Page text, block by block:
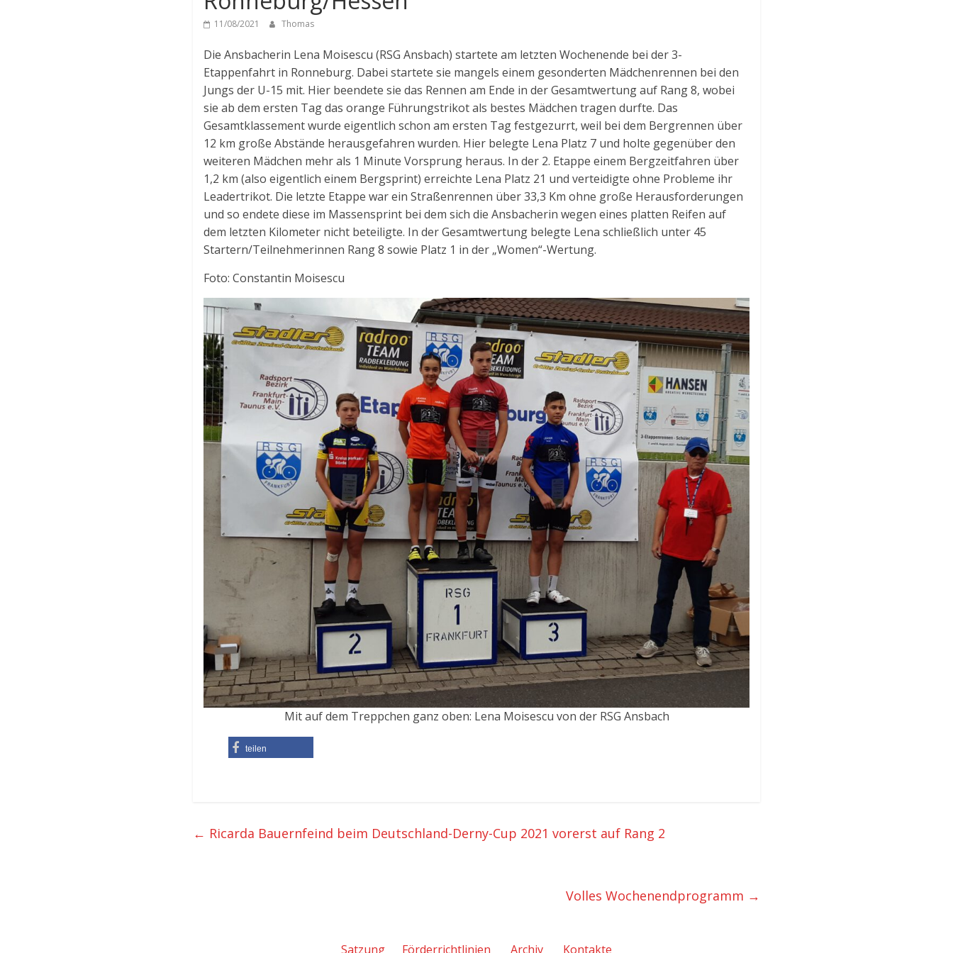
11/08/2021 Thomas
Die Ansbacherin Lena Moisescu (RSG Ansbach) startete am letzten Wochenende bei der 3-
Etappenfahrt in Ronneburg. Dabei startete sie mangels einem gesonderten Mädchenrennen bei den
Jungs der U-15 mit. Hier beendete sie das Rennen am Ende in der Gesamtwertung auf Rang 8, wobei
sie ab dem ersten Tag das orange Führungstrikot als bestes Mädchen tragen durfte. Das
Gesamtklassement wurde eigentlich schon am ersten Tag festgezurrt, weil bei dem Bergrennen über
12 km große Abstände herausgefahren wurden. Hier belegte Lena Platz 7 und holte gegenüber den
weiteren Mädchen mehr als 1 Minute Vorsprung heraus. In der 2. Etappe einem Bergzeitfahren über
1,2 km (also eigentlich einem Bergsprint) erreichte Lena Platz 21 und verteidigte ohne Probleme ihr
Leadertrikot. Die letzte Etappe war ein Straßenrennen über 33,3 Km ohne große Herausforderungen
und so endete diese im Massensprint bei dem sich die Ansbacherin wegen eines platten Reifen auf
dem letzten Kilometer nicht beteiligte. In der Gesamtwertung belegte Lena schließlich unter 45
Startern/Teilnehmerinnen Rang 8 sowie Platz 1 in der „Women“-Wertung.
Foto: Constantin Moisescu
Mit auf dem Treppchen ganz oben: Lena Moisescu von der RSG Ansbach
teilen
← Ricarda Bauernfeind beim Deutschland-Derny-Cup 2021 vorerst auf Rang 2
Volles Wochenendprogramm →
Satzung Förderrichtlinien Archiv Kontakte